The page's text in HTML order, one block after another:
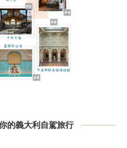
的義大利自駕旅行